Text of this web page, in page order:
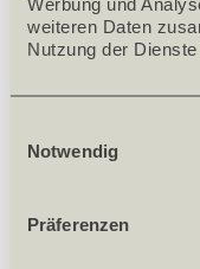
weiteren Daten
Nutzung der
Notwendig
Präferenzen
Oberflächenfurnier)
enthalten).
Lamellenbreite:
sägerau
Anwendung: